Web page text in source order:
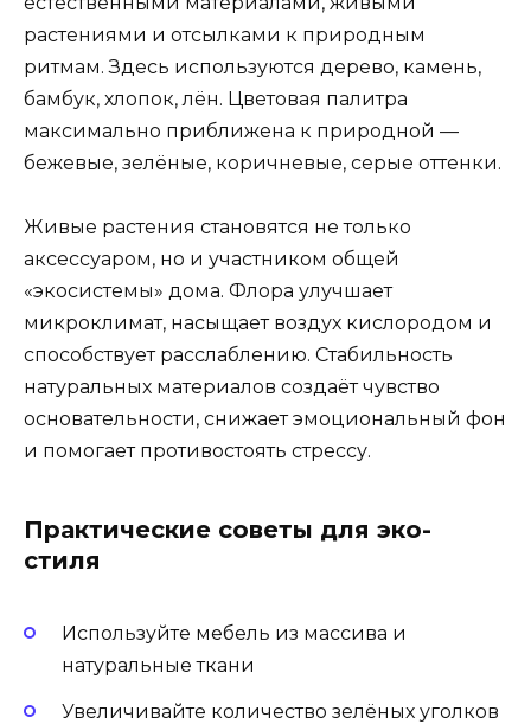
растениями и отсылками к природным
ритмам. Здесь используются дерево, камень,
бамбук, хлопок, лён. Цветовая палитра
максимально приближена к природной —
бежевые, зелёные, коричневые, серые оттенки.
Живые растения становятся не только
аксессуаром, но и участником общей
«экосистемы» дома. Флора улучшает
микроклимат, насыщает воздух кислородом и
способствует расслаблению. Стабильность
натуральных материалов создаёт чувство
основательности, снижает эмоциональный фон
и помогает противостоять стрессу.
Практические советы для эко-
стиля
Используйте мебель из массива и
натуральные ткани
Увеличивайте количество зелёных уголков